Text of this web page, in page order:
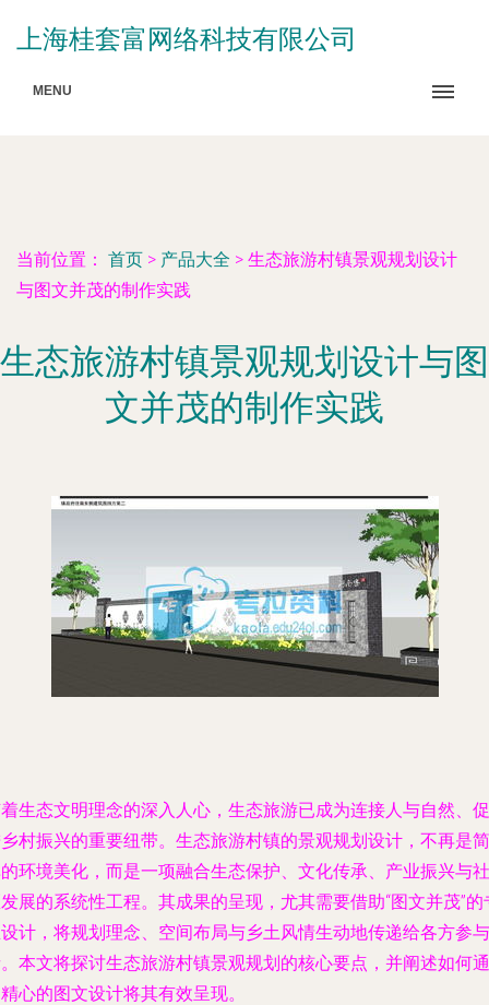
上海桂套富网络科技有限公司
MENU
当前位置： 首页 > 产品大全 > 生态旅游村镇景观规划设计
与图文并茂的制作实践
生态旅游村镇景观规划设计与图
文并茂的制作实践
生态文明理念的深入人心，生态旅游已成为连接人与自然、促
村振兴的重要纽带。生态旅游村镇的景观规划设计，不再是简
环境美化，而是一项融合生态保护、文化传承、产业振兴与社
展的系统性工程。其成果的呈现，尤其需要借助“图文并茂”的
计，将规划理念、空间布局与乡土风情生动地传递给各方参与
本文将探讨生态旅游村镇景观规划的核心要点，并阐述如何通
心的图文设计将其有效呈现。